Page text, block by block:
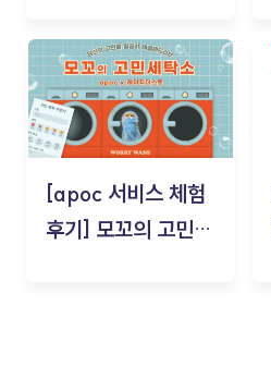
[apoc 서비스 체험
후기] 모꼬의 고민세